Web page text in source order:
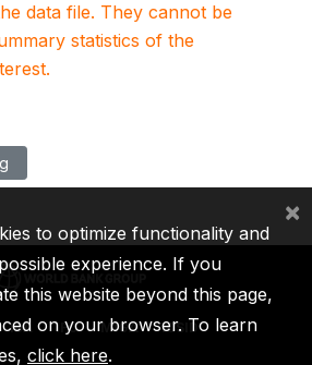
data file. They cannot be
statistics of the
IDA IFC MIGA ICSID
to optimize functionality and
experience. If you
this website beyond this page,
on your browser. To learn
click here.
×